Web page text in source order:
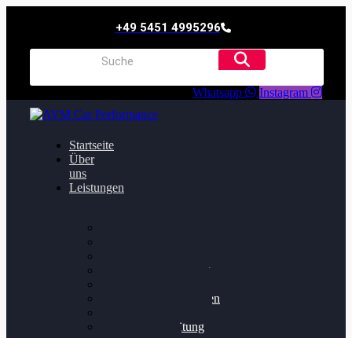
+49 5451 4995296
Whatsapp Instagram
Startseite
Über
uns
Leistungen
Getriebeoptimierung
Bremsscheiben planen
Felgenaufbereitung